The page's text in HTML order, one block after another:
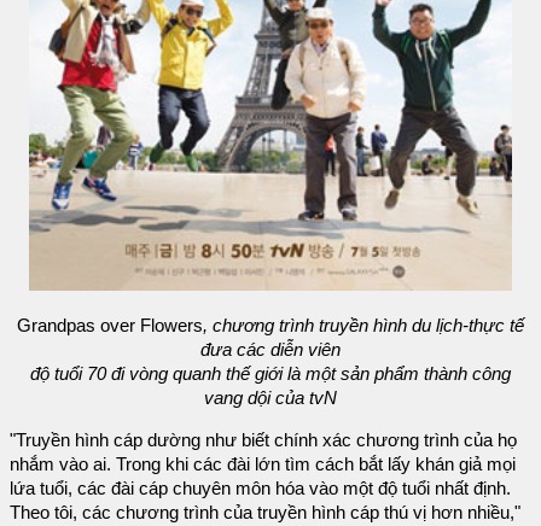
Grandpas over Flowers, chương trình truyền hình du lịch-thực tế
đưa các diễn viên
độ tuổi 70 đi vòng quanh thế giới là một sản phẩm thành công
vang dội của tvN
"Truyền hình cáp dường như biết chính xác chương trình của họ
nhắm vào ai. Trong khi các đài lớn tìm cách bắt lấy khán giả mọi
lứa tuổi, các đài cáp chuyên môn hóa vào một độ tuổi nhất định.
Theo tôi, các chương trình của truyền hình cáp thú vị hơn nhiều,"